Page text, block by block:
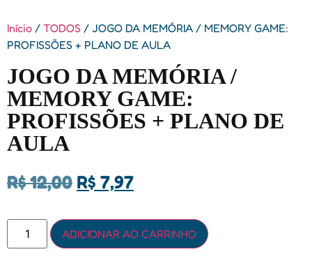
Início / TODOS / JOGO DA MEMÓRIA / MEMORY GAME:
PROFISSÕES + PLANO DE AULA
JOGO DA MEMÓRIA /
MEMORY GAME:
PROFISSÕES + PLANO DE
AULA
R$12,00 R$ 7,97
ADICIONAR AO CARRINHO